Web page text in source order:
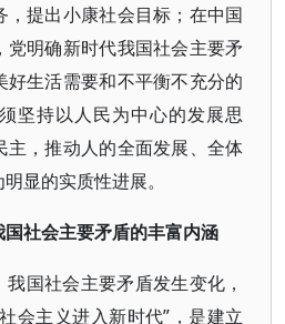
，提出小康社会目标；在中国
明确新时代我国社会主要矛
好生活需要和不平衡不充分的
坚持以人民为中心的发展思
主，推动人的全面发展、全体
显的实质性进展。
社会主要矛盾的丰富内涵
国社会主要矛盾发生变化，
会主义进入新时代”，是建立